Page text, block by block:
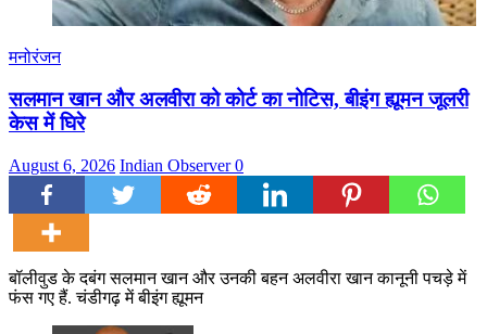
मनोरंजन
सलमान खान और अलवीरा को कोर्ट का नोटिस, बीइंग ह्यूमन जूलरी
केस में घिरे
August 6, 2026 Indian Observer0
बॉलीवुड के दबंग सलमान खान और उनकी बहन अलवीरा खान कानूनी पचड़े में
फंस गए हैं. चंडीगढ़ में बीइंग ह्यूमन